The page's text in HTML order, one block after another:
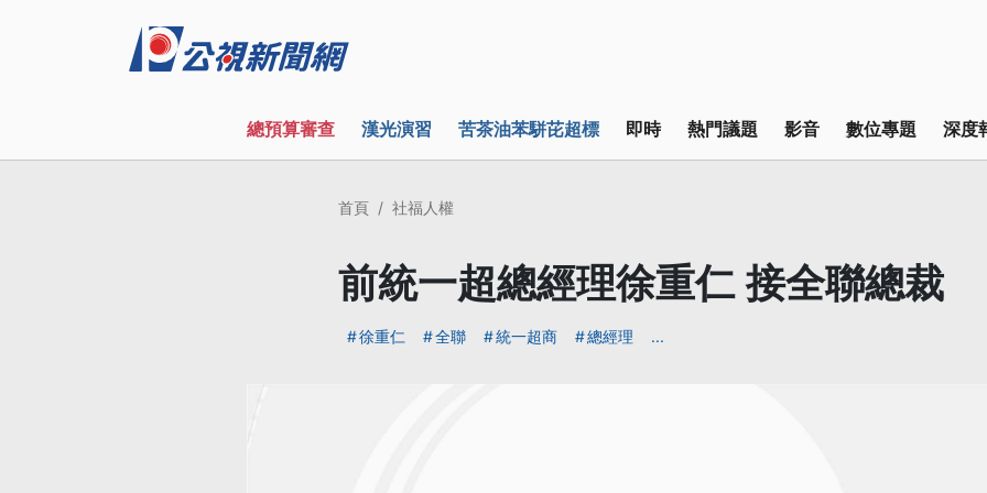
總預算審查 漢光演習 苦茶油苯駢芘超標 即時 熱門議題 影音 數位專題 深度
首頁 社福人權
前統一超總經理徐重仁 接全聯總裁
徐重仁 全聯 統一超商 總經理 ...